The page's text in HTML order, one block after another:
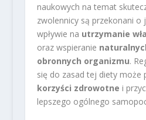
naukowych na temat
zwolennicy są przekonani o
wpływie na utrzymanie
oraz wspieranie
obronnych organizmu.
się do zasad tej diety może
korzyści zdrowotne i
lepszego ogólnego